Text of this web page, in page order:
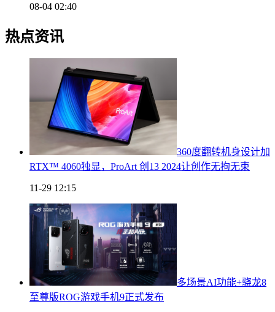
08-04 02:40
热点资讯
360度翻转机身设计加
RTX™ 4060独显，ProArt 创13 2024让创作无拘无束
11-29 12:15
多场景AI功能+骁龙8
至尊版ROG游戏手机9正式发布